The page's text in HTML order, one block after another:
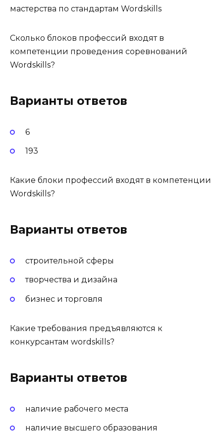
мастерства по стандартам Wordskills
Сколько блоков профессий входят в
компетенции проведения соревнований
Wordskills?
Варианты ответов
6
193
Какие блоки профессий входят в компетенции
Wordskills?
Варианты ответов
строительной сферы
творчества и дизайна
бизнес и торговля
Какие требования предъявляются к
конкурсантам wordskills?
Варианты ответов
наличие рабочего места
наличие высшего образования